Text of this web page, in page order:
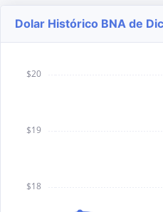
Dolar Histórico BNA de